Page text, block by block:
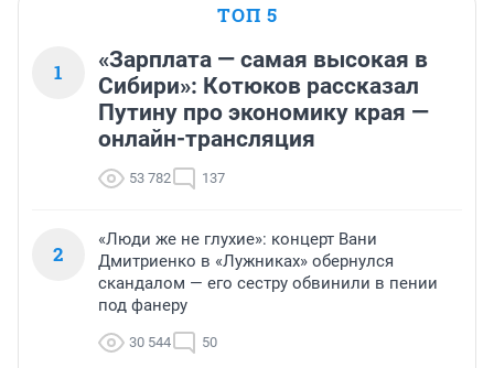
ТОП 5
1
«Зарплата — самая высокая в
Сибири»: Котюков рассказал
Путину про экономику края —
онлайн-трансляция
53 782 137
2
«Люди же не глухие»: концерт Вани
Дмитриенко в «Лужниках» обернулся
скандалом — его сестру обвинили в пении
под фанеру
30 544 50